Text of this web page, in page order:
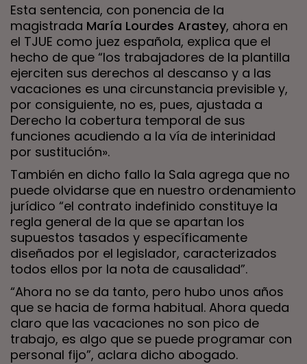
Esta sentencia, con ponencia de la
magistrada María Lourdes Arastey, ahora en
el TJUE como juez española, explica que el
hecho de que “los trabajadores de la plantilla
ejerciten sus derechos al descanso y a las
vacaciones es una circunstancia previsible y,
por consiguiente, no es, pues, ajustada a
Derecho la cobertura temporal de sus
funciones acudiendo a la vía de interinidad
por sustitución».
También en dicho fallo la Sala agrega que no
puede olvidarse que en nuestro ordenamiento
jurídico “el contrato indefinido constituye la
regla general de la que se apartan los
supuestos tasados y específicamente
diseñados por el legislador, caracterizados
todos ellos por la nota de causalidad”.
“Ahora no se da tanto, pero hubo unos años
que se hacia de forma habitual. Ahora queda
claro que las vacaciones no son pico de
trabajo, es algo que se puede programar con
personal fijo”, aclara dicho abogado.